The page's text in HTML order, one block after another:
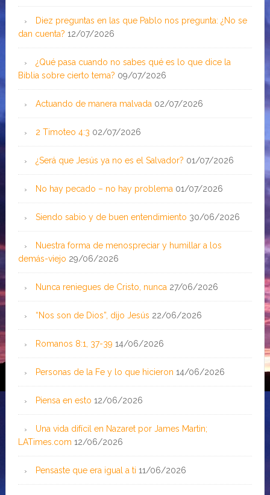
Diez preguntas en las que Pablo nos pregunta: ¿No se
dan cuenta? 12/07/2026
¿Qué pasa cuando no sabes qué es lo que dice la
Biblia sobre cierto tema? 09/07/2026
Actuando de manera malvada 02/07/2026
2 Timoteo 4:3 02/07/2026
¿Será que Jesús ya no es el Salvador? 01/07/2026
No hay pecado – no hay problema 01/07/2026
Siendo sabio y de buen entendimiento 30/06/2026
Nuestra forma de menospreciar y humillar a los
demás-viejo 29/06/2026
Nunca reniegues de Cristo, nunca 27/06/2026
“Nos son de Dios”, dijo Jesús 22/06/2026
Romanos 8:1, 37-39 14/06/2026
Personas de la Fe y lo que hicieron 14/06/2026
Piensa en esto 12/06/2026
Una vida difícil en Nazaret por James Martin;
LATimes.com 12/06/2026
Pensaste que era igual a ti 11/06/2026